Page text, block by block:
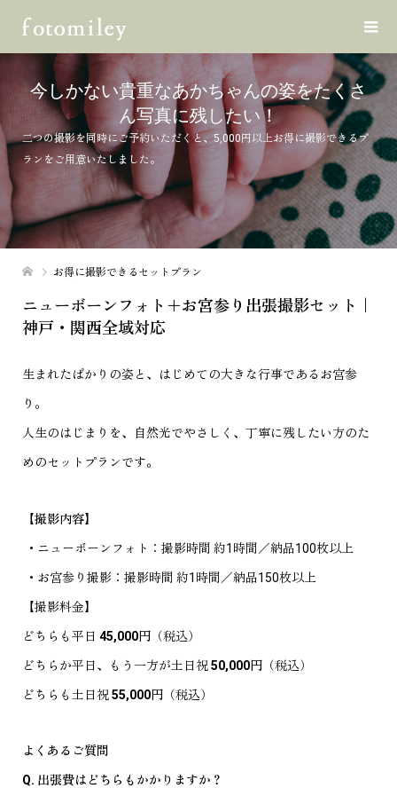
今しかない貴重なあかちゃんの姿をたくさ
ん写真に残したい！
二つの撮影を同時にご予約いただくと、5,000円以上お得に撮影できるプ
ランをご用意いたしました。
お得に撮影できるセットプラン
ニューボーンフォト＋お宮参り出張撮影セット｜
神戸・関西全域対応
生まれたばかりの姿と、はじめての大きな行事であるお宮参
り。
人生のはじまりを、自然光でやさしく、丁寧に残したい方のた
めのセットプランです。
【撮影内容】
・ニューボーンフォト：撮影時間 約1時間／納品100枚以上
・お宮参り撮影：撮影時間 約1時間／納品150枚以上
【撮影料金】
どちらも平日 45,000円（税込）
どちらか平日、もう一方が土日祝50,000円（税込）
どちらも土日祝55,000円（税込）
よくあるご質問
Q. 出張費はどちらもかかりますか？